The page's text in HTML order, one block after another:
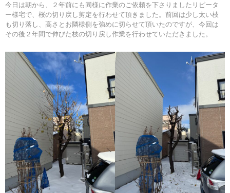
今日は朝から、２年前にも同様に作業のご依頼を下さりましたリピータ
ー様宅で、桜の切り戻し剪定を行わせて頂きました。前回は少し太い枝
も切り落し、高さとお隣様側を強めに切らせて頂いたのですが、今回は
その後２年間で伸びた枝の切り戻し作業を行わせていただきました。